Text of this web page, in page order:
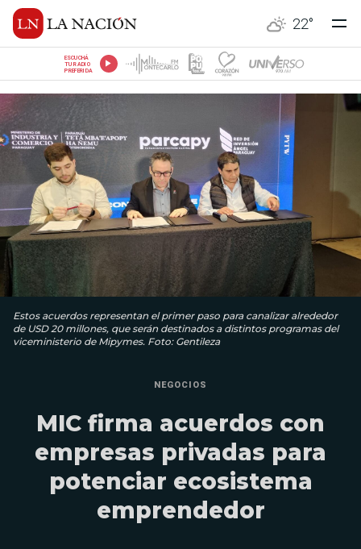
22°
ESCUCHÁ
TU RADIO
PREFERIDA
Estos acuerdos representan el primer paso para canalizar alrededor
de USD 20 millones, que serán destinados a distintos programas del
viceministerio de Mipymes. Foto: Gentileza
NEGOCIOS
MIC firma acuerdos con
empresas privadas para
potenciar ecosistema
emprendedor